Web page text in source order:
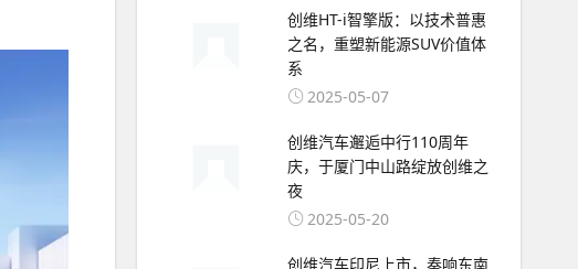
创维HT-i智擎版：以技术普惠
之名，重塑新能源SUV价值体
系
2025-05-07
创维汽车邂逅中行110周年
庆，于厦门中山路绽放创维之
夜
2025-05-20
创维汽车印尼上市，奏响东南